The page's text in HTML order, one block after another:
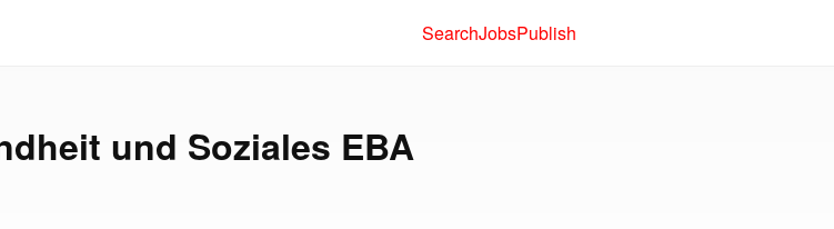
SearchJobsPublish
und Soziales EBA